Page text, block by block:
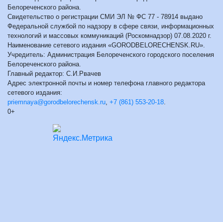
Белореченского района.
Свидетельство о регистрации СМИ ЭЛ № ФС 77 - 78914 выдано
Федеральной службой по надзору в сфере связи, информационных
технологий и массовых коммуникаций (Роскомнадзор) 07.08.2020 г.
Наименование сетевого издания «GORODBELORECHENSK.RU».
Учредитель: Администрация Белореченского городского поселения
Белореченского района.
Главный редактор: С.И.Рвачев
Адрес электронной почты и номер телефона главного редактора
сетевого издания:
priemnaya@gorodbelorechensk.ru +7 (861) 553-20-18
0+